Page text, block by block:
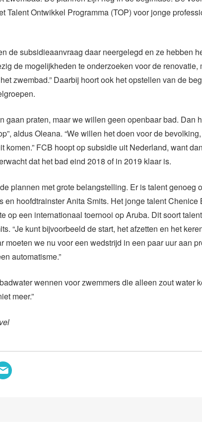
Talent Ontwikkel Programma (TOP) voor jonge
de subsidieaanvraag daar neergelegd en ze hebben
de mogelijkheden te onderzoeken voor de renovatie,
zwembad.” Daarbij hoort ook het opstellen van de
gaan praten, maar we willen geen openbaar bad. Dan
aldus Oleana. “We willen het doen voor de
komen.” FCB hoopt op subsidie uit Nederland, want
dat het bad eind 2018 of in 2019 klaar is.
plannen met grote belangstelling. Er is talent genoeg
en hoofdtrainster Anita Smits. Het jonge talent Chenice
op een internationaal toernooi op Aruba. Dit soort
“Je kunt bijvoorbeeld de start, het afzetten en het
moeten we nu voor een wedstrijd in een paar uur aan
automatisme.”
wennen voor zwemmers die alleen zout water
meer.”